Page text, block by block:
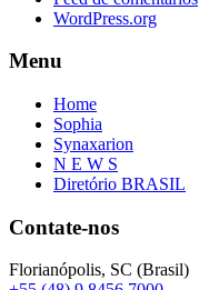
WordPress.org
Menu
Home
Sophia
Synaxarion
N E W S
Diretório BRASIL
Contate-nos
Florianópolis, SC (Brasil)